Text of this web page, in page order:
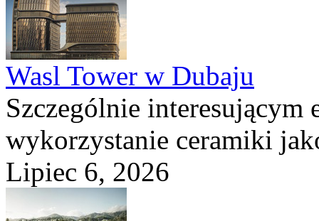
Wasl Tower w Dubaju
Szczególnie interesującym
wykorzystanie ceramiki
Lipiec 6, 2026